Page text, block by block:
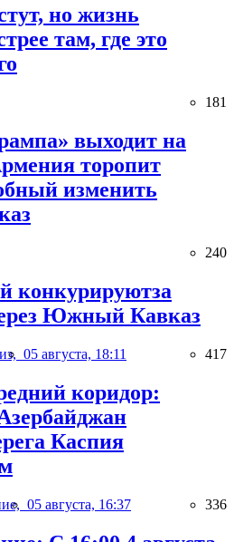
но жизнь
там, где это
181
выходит на
торопит
изменить
240
Южный Кавказ
05 августа, 18:11 417
коридор:
Каспия
05 августа, 16:37 336